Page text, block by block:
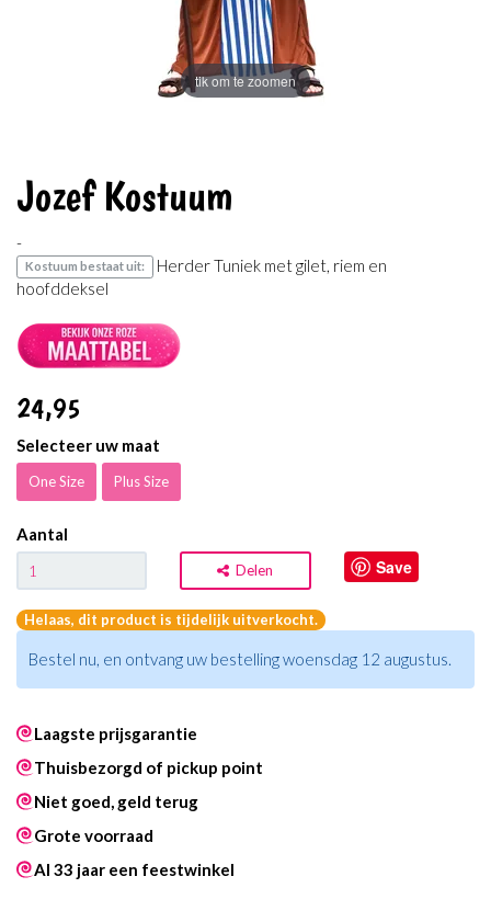
tik om te zoomen
Jozef Kostuum
-
Kostuum bestaat uit:
Herder Tuniek met gilet, riem en
hoofddeksel
24,95
Selecteer uw maat
One Size Plus Size
Aantal
Delen Save
Helaas, dit product is tijdelijk uitverkocht.
Bestel nu, en ontvang uw bestelling woensdag 12 augustus.
Laagste prijsgarantie
Thuisbezorgd of pickup point
Niet goed, geld terug
Grote voorraad
Al 33 jaar een feestwinkel